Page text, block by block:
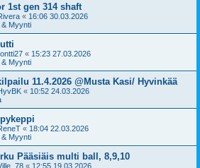
1st gen 314 shaft
« 16:06 30.03.2026
Myynti
« 15:23 27.03.2026
Myynti
11.4.2026 @Musta Kasi/ Hyvinkää
« 10:52 24.03.2026
« 18:04 22.03.2026
Myynti
Pääsiäis multi ball, 8,9,10
« 12:55 19.03.2026